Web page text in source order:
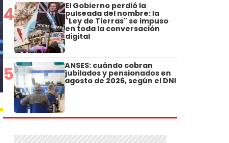
4 El Gobierno perdió la
pulseada del nombre: la
"Ley de Tierras" se impuso
en toda la conversación
digital
5 ANSES: cuándo cobran
jubilados y pensionados en
agosto de 2026, según el DNI